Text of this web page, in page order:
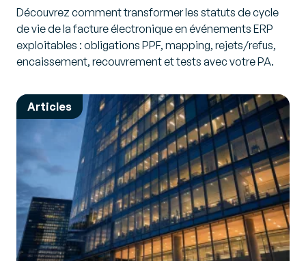
Découvrez comment transformer les statuts de cycle
de vie de la facture électronique en événements ERP
exploitables : obligations PPF, mapping, rejets/refus,
encaissement, recouvrement et tests avec votre PA.
Articles